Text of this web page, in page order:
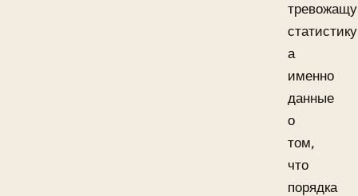
а
именно
данные
о
том,
что
порядка